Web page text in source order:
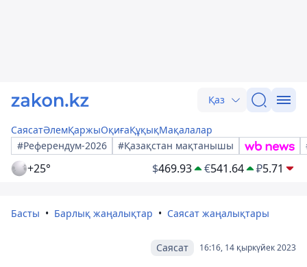
Қаз
СаясатӘлемҚаржыОқиғаҚұқықМақалалар
#Референдум-2026
#Қазақстан мақтанышы
+25° $469.93 €541.64 ₽5.71
Басты Барлық жаңалықтар Саясат жаңалықтары
16:16, 14 қыркүйек 2023
Саясат